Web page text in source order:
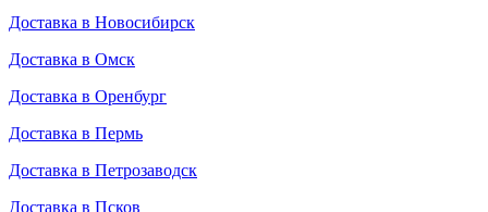
Доставка в Новосибирск
Доставка в Омск
Доставка в Оренбург
Доставка в Пермь
Доставка в Петрозаводск
Доставка в Псков